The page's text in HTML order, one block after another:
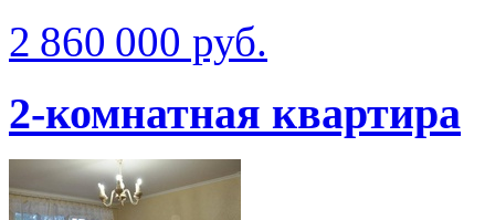
2 860 000 руб.
2-комнатная квартира